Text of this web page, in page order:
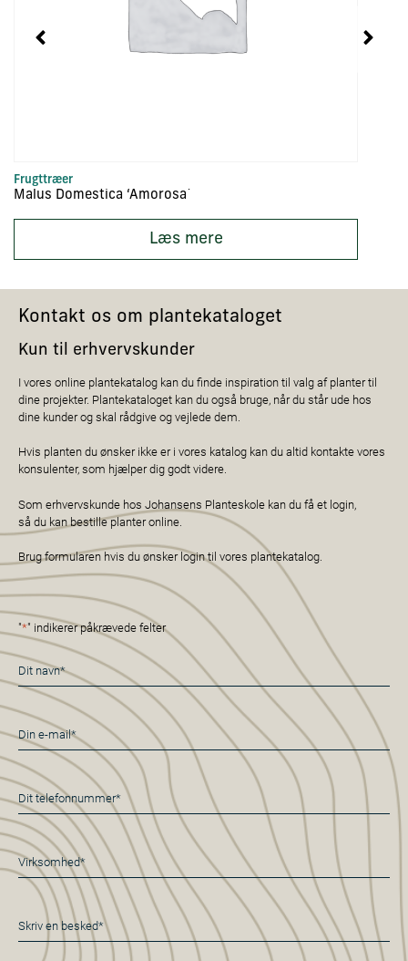
Frugttræer
Malus Domestica ‘Amorosa´
Læs mere
Kontakt os om plantekataloget
Kun til erhvervskunder
I vores online plantekatalog kan du finde inspiration til valg af planter til
dine projekter. Plantekataloget kan du også bruge, når du står ude hos
dine kunder og skal rådgive og vejlede dem.
Hvis planten du ønsker ikke er i vores katalog kan du altid kontakte vores
konsulenter, som hjælper dig godt videre.
Som erhvervskunde hos Johansens Planteskole kan du få et login,
så du kan bestille planter online.
Brug formularen hvis du ønsker login til vores plantekatalog.
"*" indikerer påkrævede felter
Navn
*
E-
mail
*
Telefon
*
Virksomhed*
*
Besked
*